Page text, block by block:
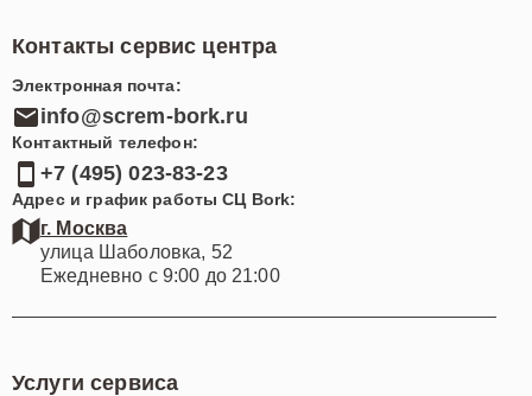
Контакты сервис центра
Электронная почта:
info@screm-bork.ru
Контактный телефон:
+7 (495) 023-83-23
Адрес и график работы СЦ Bork:
г. Москва
улица Шаболовка, 52
Ежедневно с 9:00 до 21:00
Услуги сервиса